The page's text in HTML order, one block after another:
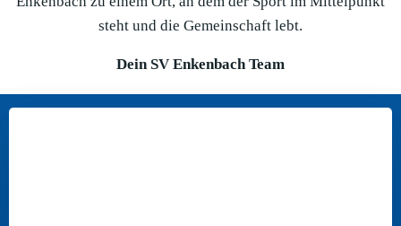
steht und die Gemeinschaft lebt.
Dein SV Enkenbach Team